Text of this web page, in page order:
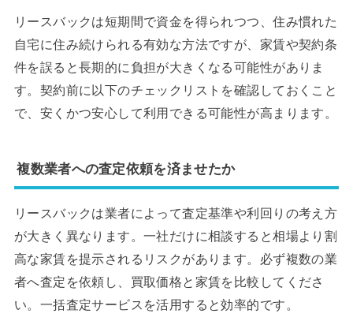
リースバックは短期間で資金を得られつつ、住み慣れた
自宅に住み続けられる有効な方法ですが、家賃や契約条
件を誤ると長期的に負担が大きくなる可能性がありま
す。契約前に以下のチェックリストを確認しておくこと
で、安くかつ安心して利用できる可能性が高まります。
複数業者への査定依頼を済ませたか
リースバックは業者によって査定基準や利回りの考え方
が大きく異なります。一社だけに相談すると相場より割
高な家賃を提示されるリスクがあります。必ず複数の業
者へ査定を依頼し、買取価格と家賃を比較してくださ
い。一括査定サービスを活用すると効率的です。